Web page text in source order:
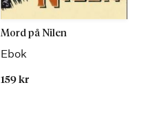
Mord på Nilen
Ebok
159 kr